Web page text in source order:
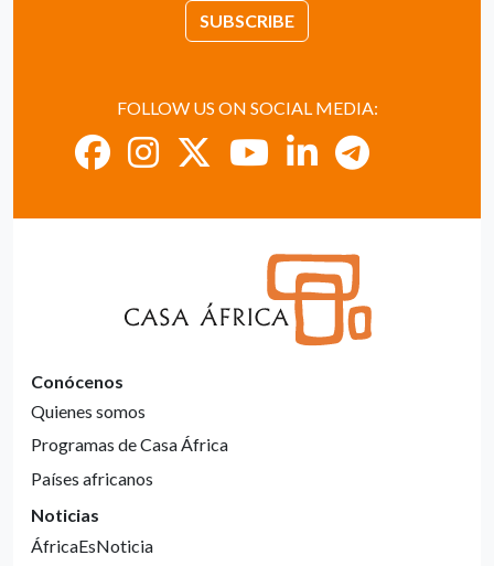
SUBSCRIBE
FOLLOW US ON SOCIAL MEDIA:
Conócenos
Quienes somos
Programas de Casa África
Países africanos
Noticias
ÁfricaEsNoticia